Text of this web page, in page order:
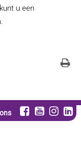
u een